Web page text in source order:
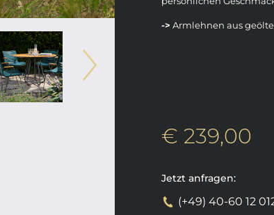
-> Armlehnen aus
€ 239,00
Jetzt anfragen:
(+49) 40-60 12